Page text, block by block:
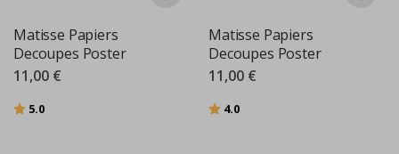
Matisse Papiers
Decoupes Poster
11,00 €
Bewertung:
5.0
Matisse Papiers
Decoupes Poster
11,00 €
Bewertung:
4.0